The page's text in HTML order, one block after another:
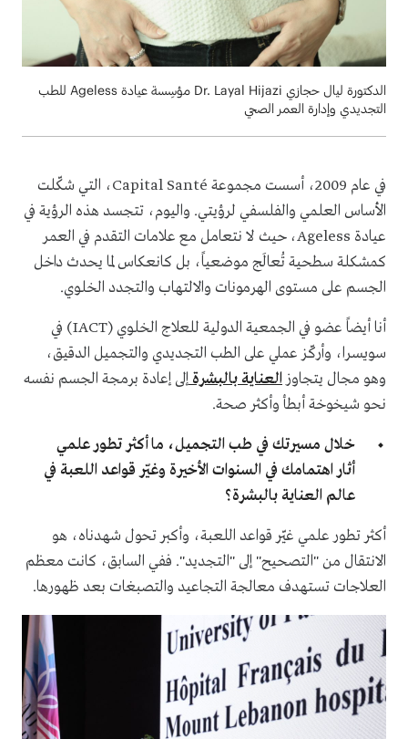
الدكتورة ليال حجازي Dr. Layal Hijazi مؤسِسة عيادة Ageless للطب
التجديدي وإدارة العمر الصحي
في عام 2009، أسست مجموعة Capital Santé، التي شكّلت
الأساس العلمي والفلسفي لرؤيتي. واليوم، تتجسد هذه الرؤية في
عيادة Ageless، حيث لا نتعامل مع علامات التقدم في العمر
كمشكلة سطحية تُعالَج موضعياً، بل كانعكاس لما يحدث داخل
الجسم على مستوى الهرمونات والالتهاب والتجدد الخلوي.
أنا أيضاً عضو في الجمعية الدولية للعلاج الخلوي (IACT) في
سويسرا، وأركّز عملي على الطب التجديدي والتجميل الدقيق،
وهو مجال يتجاوز العناية بالبشرة إلى إعادة برمجة الجسم نفسه
نحو شيخوخة أبطأ وأكثر صحة.
خلال مسيرتك في طب التجميل، ما أكثر تطور علمي
أثار اهتمامك في السنوات الأخيرة وغيّر قواعد اللعبة في
عالم العناية بالبشرة؟
أكثر تطور علمي غيّر قواعد اللعبة، وأكبر تحول شهدناه، هو
الانتقال من "التصحيح" إلى "التجديد". ففي السابق، كانت معظم
العلاجات تستهدف معالجة التجاعيد والتصبغات بعد ظهورها.